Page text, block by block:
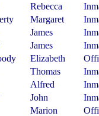
Rebecca
Margaret
James
James
Elizabeth
Thomas
Alfred
John
Marion